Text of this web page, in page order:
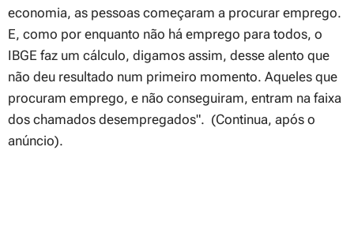
economia, as pessoas começaram a procurar emprego.
E, como por enquanto não há emprego para todos, o
IBGE faz um cálculo, digamos assim, desse alento que
não deu resultado num primeiro momento. Aqueles que
procuram emprego, e não conseguiram, entram na faixa
dos chamados desempregados". (Continua, após o
anúncio).